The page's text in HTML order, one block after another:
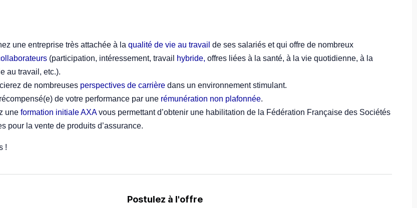
une entreprise très attachée à la qualité de vie au travail de ses salariés et qui offre de nombreux
(participation, intéressement, travail hybride, offres liées à la santé, à la vie quotidienne, à la
au travail, etc.).
de nombreuses perspectives de carrière dans un environnement stimulant.
de votre performance par une rémunération non plafonnée.
une formation initiale AXAvous permettant d’obtenir une habilitation de la Fédération Française des Sociétés
pour la vente de produits d’assurance.
!
Postulez à l'offre